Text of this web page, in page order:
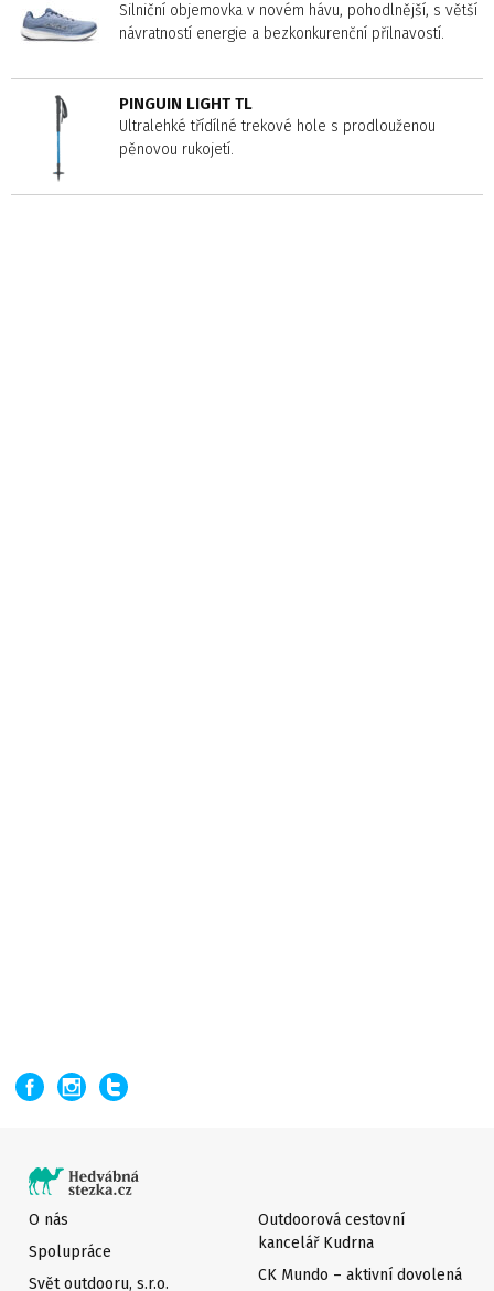
Silniční objemovka v novém hávu, pohodlnější, s větší
návratností energie a bezkonkurenční přilnavostí.
PINGUIN LIGHT TL
Ultralehké třídílné trekové hole s prodlouženou
pěnovou rukojetí.
O nás
Spolupráce
Svět outdooru, s.r.o.
Outdoorová cestovní
kancelář Kudrna
CK Mundo – aktivní dovolená